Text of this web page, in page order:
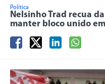
Política
Nelsinho Trad recua
manter bloco unido